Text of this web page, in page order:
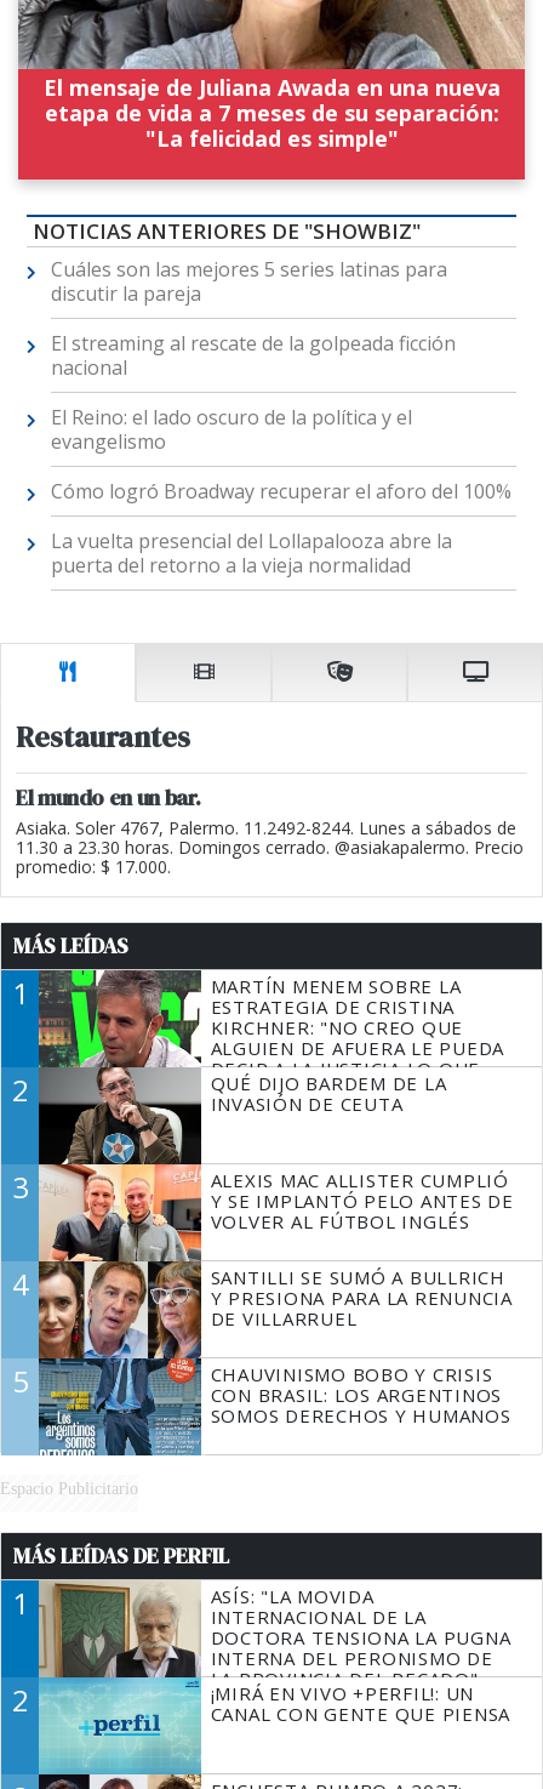
El mensaje de Juliana Awada en una nueva
etapa de vida a 7 meses de su separación:
"La felicidad es simple"
NOTICIAS ANTERIORES DE "SHOWBIZ"
Cuáles son las mejores 5 series latinas para
discutir la pareja
El streaming al rescate de la golpeada ficción
nacional
El Reino: el lado oscuro de la política y el
evangelismo
Cómo logró Broadway recuperar el aforo del 100%
La vuelta presencial del Lollapalooza abre la
puerta del retorno a la vieja normalidad
Restaurantes
El mundo en un bar.
Asiaka. Soler 4767, Palermo. 11.2492-8244. Lunes a sábados de
11.30 a 23.30 horas. Domingos cerrado. @asiakapalermo. Precio
promedio: $ 17.000.
MÁS LEÍDAS
1
MARTÍN MENEM SOBRE LA
ESTRATEGIA DE CRISTINA
KIRCHNER: "NO CREO QUE
ALGUIEN DE AFUERA LE PUEDA
DECIR A LA JUSTICIA LO QUE
TIENE QUE HACER"
2
QUÉ DIJO BARDEM DE LA
INVASIÓN DE CEUTA
3
ALEXIS MAC ALLISTER CUMPLIÓ
Y SE IMPLANTÓ PELO ANTES DE
VOLVER AL FÚTBOL INGLÉS
4
SANTILLI SE SUMÓ A BULLRICH
Y PRESIONA PARA LA RENUNCIA
DE VILLARRUEL
5
CHAUVINISMO BOBO Y CRISIS
CON BRASIL: LOS ARGENTINOS
SOMOS DERECHOS Y HUMANOS
Espacio Publicitario
MÁS LEÍDAS DE PERFIL
1
ASÍS: "LA MOVIDA
INTERNACIONAL DE LA
DOCTORA TENSIONA LA PUGNA
INTERNA DEL PERONISMO DE
LA PROVINCIA DEL PECADO"
2
¡MIRÁ EN VIVO +PERFIL!: UN
CANAL CON GENTE QUE PIENSA